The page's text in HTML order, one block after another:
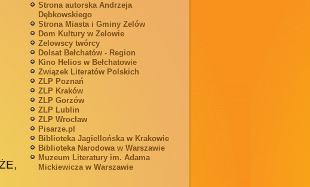
Strona autorska Andrzeja
Dębkowskiego
Strona Miasta i Gminy Zelów
Dom Kultury w Zelowie
Zelowscy twórcy
Dolsat Bełchatów - Region
Kino Helios w Bełchatowie
Związek Literatów Polskich
ZLP Poznań
ZLP Kraków
ZLP Gorzów
ZLP Lublin
ZLP Wrocław
Pisarze.pl
Biblioteka Jagiellońska w Krakowie
Biblioteka Narodowa w Warszawie
Muzeum Literatury im. Adama
Mickiewicza w Warszawie